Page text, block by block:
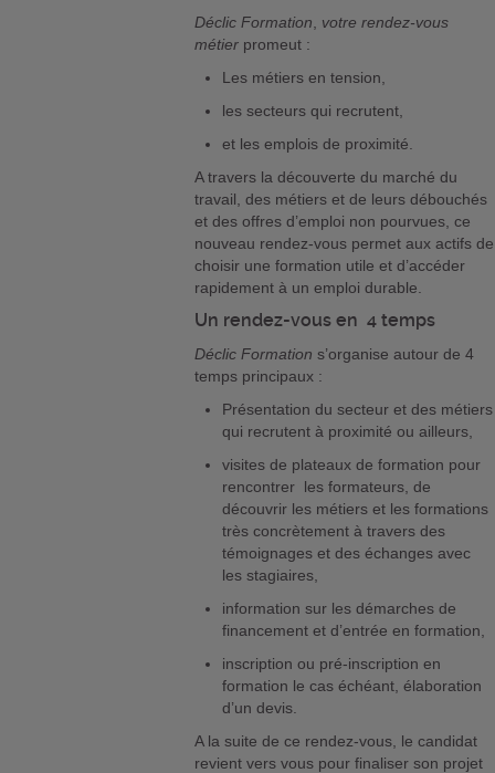
Déclic Formation
votre rendez-vous
métier promeut :
Les métiers en tension,
les secteurs qui recrutent,
et les emplois de proximité.
A travers la découverte du marché du
travail, des métiers et de leurs débouchés
et des offres d’emploi non pourvues, ce
nouveau rendez-vous permet aux actifs de
choisir une formation utile et d’accéder
rapidement à un emploi durable.
Un rendez-vous en 4 temps
Déclic Formation s’organise autour de 4
temps principaux :
Présentation du secteur et des métiers
qui recrutent à proximité ou ailleurs,
visites de plateaux de formation pour
rencontrer les formateurs, de
découvrir les métiers et les formations
très concrètement à travers des
témoignages et des échanges avec
les stagiaires,
information sur les démarches de
financement et d’entrée en formation,
inscription ou pré-inscription en
formation le cas échéant, élaboration
d’un devis.
A la suite de ce rendez-vous, le candidat
revient vers vous pour finaliser son projet